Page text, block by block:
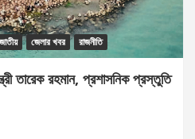
জাতীয় জেলার খবর রাজনীতি
তারেক রহমান, প্রশাসনিক প্রস্তুতি